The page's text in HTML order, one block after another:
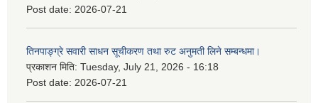
Post date: 2026-07-21
तिनपाङ्ग्रे सवारी साधन सूचीकरण तथा रुट अनुमती लिने सम्बन्धमा।
प्रकाशन मिति: Tuesday, July 21, 2026 - 16:18
Post date: 2026-07-21